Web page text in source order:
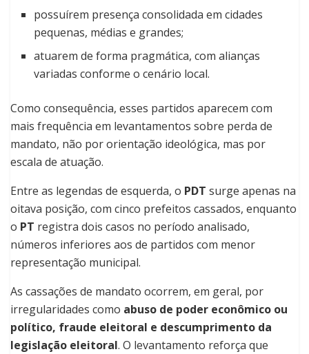
possuírem presença consolidada em cidades
pequenas, médias e grandes;
atuarem de forma pragmática, com alianças
variadas conforme o cenário local.
Como consequência, esses partidos aparecem com
mais frequência em levantamentos sobre perda de
mandato, não por orientação ideológica, mas por
escala de atuação.
Entre as legendas de esquerda, o PDT surge apenas na
oitava posição, com cinco prefeitos cassados, enquanto
o PT registra dois casos no período analisado,
números inferiores aos de partidos com menor
representação municipal.
As cassações de mandato ocorrem, em geral, por
irregularidades como abuso de poder econômico ou
político, fraude eleitoral e descumprimento da
legislação eleitoral. O levantamento reforça que